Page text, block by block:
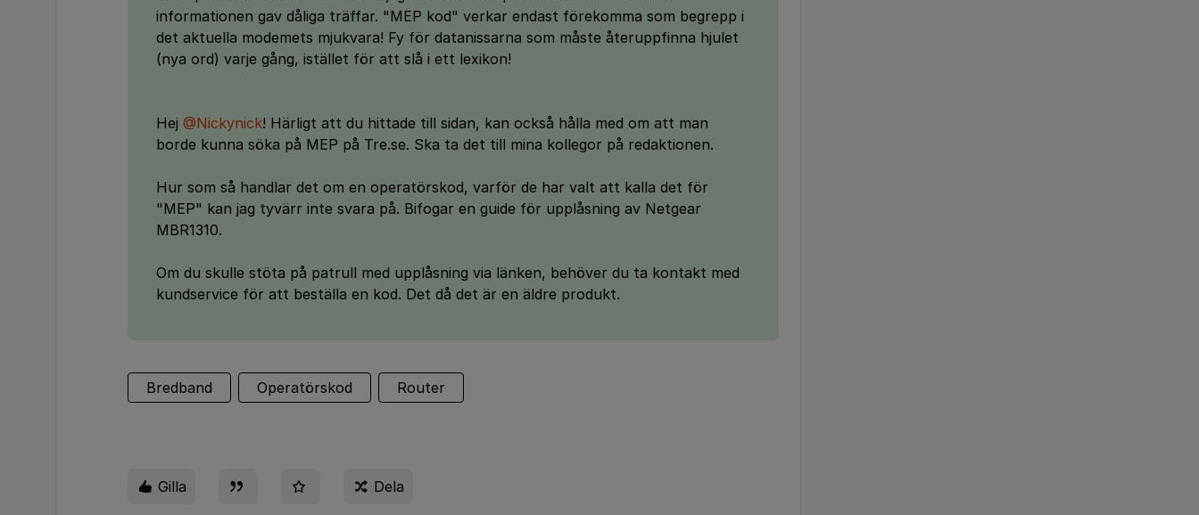
informationen gav dåliga träffar. "MEP kod" verkar endast förekomma som begrepp i
det aktuella modemets mjukvara! Fy för datanissarna som måste återuppfinna hjulet
(nya ord) varje gång, istället för att slå i ett lexikon!
Hej @Nickynick! Härligt att du hittade till sidan, kan också hålla med om att man
borde kunna söka på MEP på Tre.se. Ska ta det till mina kollegor på redaktionen.
Hur som så handlar det om en operatörskod, varför de har valt att kalla det för
"MEP" kan jag tyvärr inte svara på. Bifogar en guide för upplåsning av Netgear
MBR1310.
Om du skulle stöta på patrull med upplåsning via länken, behöver du ta kontakt med
kundservice för att beställa en kod. Det då det är en äldre produkt.
Bredband Operatörskod Router
Gilla Dela